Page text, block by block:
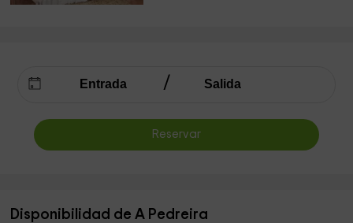
Reservar
Disponibilidad de A Pedreira